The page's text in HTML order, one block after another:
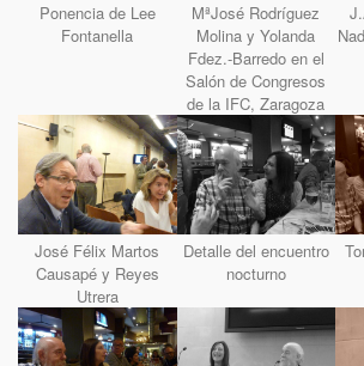
Ponencia de Lee
Fontanella
MªJosé Rodríguez
Molina y Yolanda
Fdez.-Barredo en el
Salón de Congresos
de la IFC, Zaragoza
José Félix Martos
Causapé y Reyes
Utrera
Detalle del encuentro
nocturno